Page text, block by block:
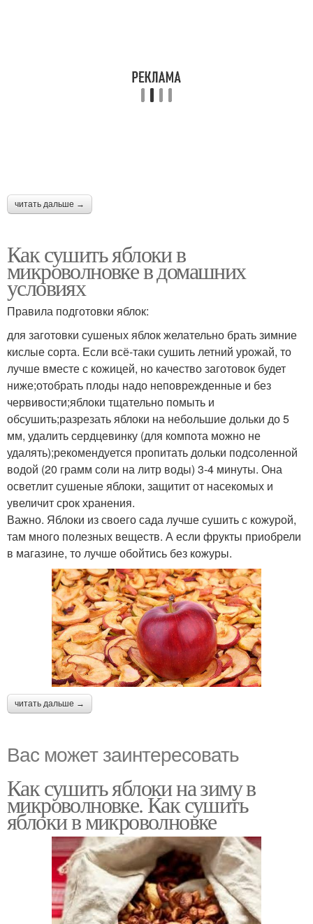
читать дальше →
Как сушить яблоки в
микроволновке в домашних
условиях
Правила подготовки яблок:
для заготовки сушеных яблок желательно брать зимние
кислые сорта. Если всё-таки сушить летний урожай, то
лучше вместе с кожицей, но качество заготовок будет
ниже;отобрать плоды надо неповрежденные и без
червивости;яблоки тщательно помыть и
обсушить;разрезать яблоки на небольшие дольки до 5
мм, удалить сердцевинку (для компота можно не
удалять);рекомендуется пропитать дольки подсоленной
водой (20 грамм соли на литр воды) 3-4 минуты. Она
осветлит сушеные яблоки, защитит от насекомых и
увеличит срок хранения.
Важно. Яблоки из своего сада лучше сушить с кожурой,
там много полезных веществ. А если фрукты приобрели
в магазине, то лучше обойтись без кожуры.
читать дальше →
Вас может заинтересовать
Как сушить яблоки на зиму в
микроволновке. Как сушить
яблоки в микроволновке